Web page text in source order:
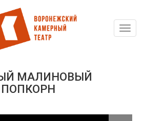
МАЛИНОВЫЙ
ПОПКОРН